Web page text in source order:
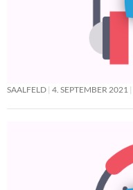
SAALFELD 4. SEPTEMBER 2021